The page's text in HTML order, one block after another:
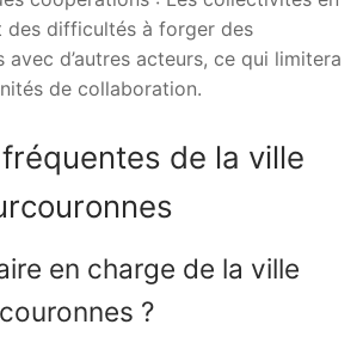
des difficultés à forger des
avec d’autres acteurs, ce qui limitera
de collaboration.
de la ville
en charge de la ville
?